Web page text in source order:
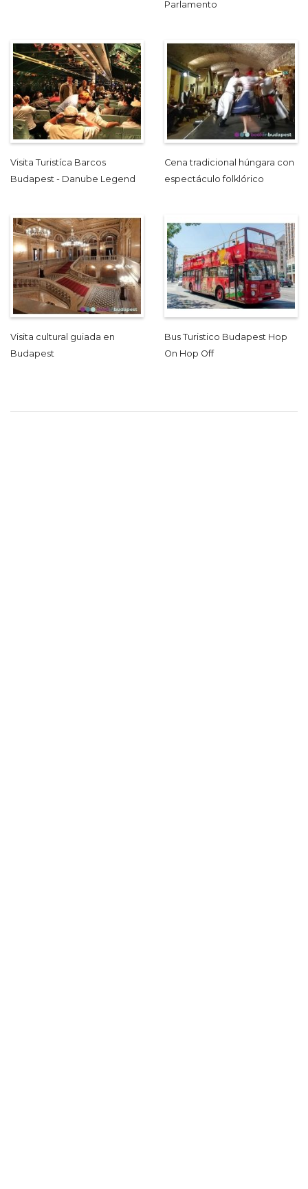
Parlamento
Visita Turistíca Barcos
Budapest - Danube Legend
Cena tradicional húngara con
espectáculo folklórico
Visita cultural guiada en
Budapest
Bus Turistico Budapest Hop
On Hop Off